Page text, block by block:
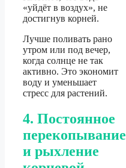
«уйдёт в воздух», не
достигнув корней.
Лучше поливать рано
утром или под вечер,
когда солнце не так
активно. Это экономит
воду и уменьшает
стресс для растений.
4. Постоянное
перекопывание
и рыхление